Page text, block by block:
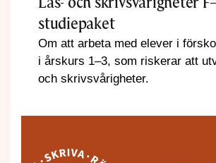
studiepaket
Om att arbeta med elever i
i årskurs 1–3, som riskerar att
och skrivsvårigheter.